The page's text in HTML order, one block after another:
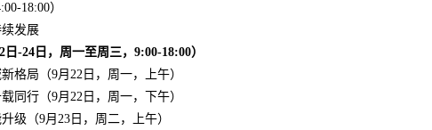
18:00）
发展
日-24日，周一至周三，9:00-18:00）
格局（9月22日，周一，上午）
同行（9月22日，周一，下午）
级（9月23日，周二，上午）